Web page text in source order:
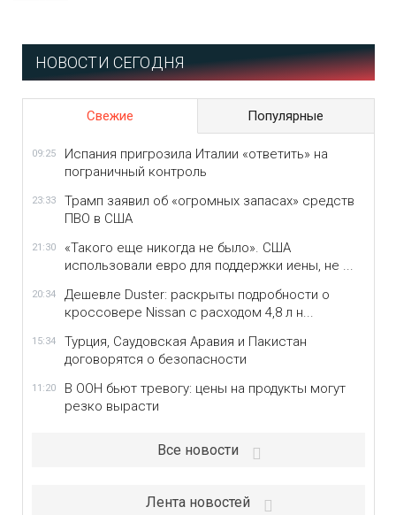
НОВОСТИ СЕГОДНЯ
Свежие Популярные
09:25
Испания пригрозила Италии «ответить» на
пограничный контроль
23:33
Трамп заявил об «огромных запасах» средств
ПВО в США
21:30
«Такого еще никогда не было». США
использовали евро для поддержки иены, не ...
20:34
Дешевле Duster: раскрыты подробности о
кроссовере Nissan с расходом 4,8 л н...
15:34
Турция, Саудовская Аравия и Пакистан
договорятся о безопасности
11:20
В ООН бьют тревогу: цены на продукты могут
резко вырасти
Все новости
Лента новостей